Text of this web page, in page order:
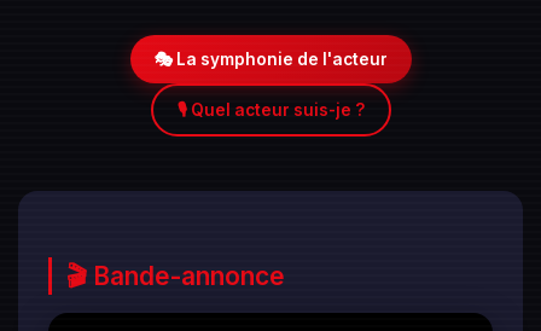
🎭 La symphonie de l'acteur
🎙️ Quel acteur suis-je ?
🎬 Bande-annonce